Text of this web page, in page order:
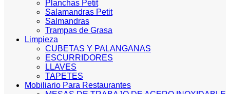
Planchas Petit
Salamandras Petit
Salmandras
Trampas de Grasa
Limpieza
CUBETAS Y PALANGANAS
ESCURRIDORES
LLAVES
TAPETES
Mobiliario Para Restaurantes